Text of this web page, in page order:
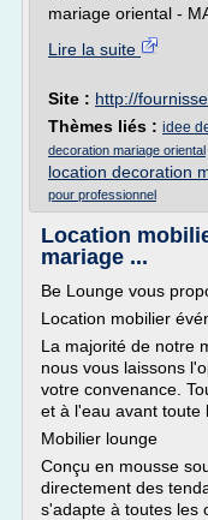
mariage oriental -
Lire la suite
Site : http://
Thèmes liés : idee
decoration mariage oriental
location decoration
pour professionnel
Location
mariage ...
Be Lounge vous
Location mobilier
La majorité de notre
nous vous laissons
votre convenance.
et à l'eau avant toute
Mobilier lounge
Conçu en mousse
directement des
s'adapte à toutes les